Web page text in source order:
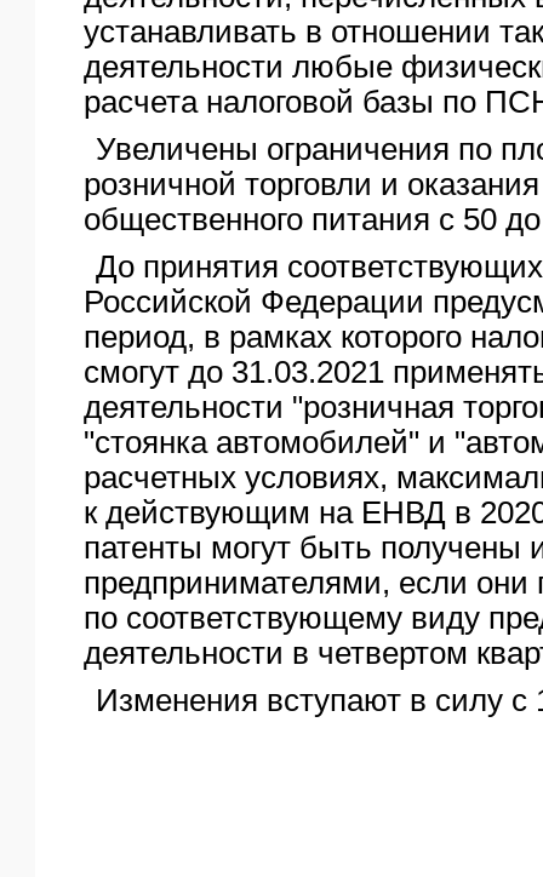
устанавливать в отношении
деятельности любые
расчета налоговой базы по
Увеличены ограничения по
розничной торговли и оказания
общественного питания с 50
До принятия
Российской Федерации
период, в рамках которого
смогут до 31.03.2021
деятельности "розничная
"стоянка автомобилей" и
расчетных условиях,
к действующим на ЕНВД в 2020
патенты могут быть
предпринимателями, если
по соответствующему виду
деятельности в четвертом
Изменения вступают в силу с